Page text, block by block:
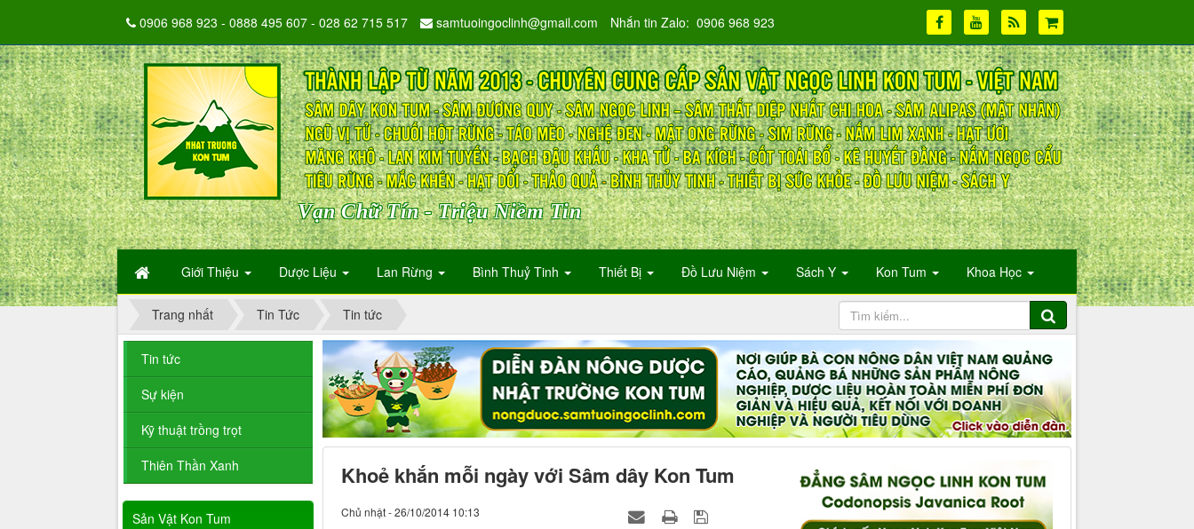
Vạn Chữ Tín - Triệu Niềm Tin
Giới Thiệu Dược Liệu Lan Rừng Bình Thuỷ Tinh Thiết Bị Đồ Lưu Niệm Sách Y Kon Tum Khoa Học
0906 968 923 - 0888 495 607 - 028 62 715 517 samtuoingoclinh@gmail.com Nhắn tin Zalo: 0906 968 923
Trang nhất Tin Tức Tin tức
Khoẻ khắn mỗi ngày với Sâm dây Kon Tum
Chủ nhật - 26/10/2014 10:13
Tin tức
Sự kiện
Kỹ thuật trồng trọt
Thiên Thần Xanh
Sản Vật Kon Tum